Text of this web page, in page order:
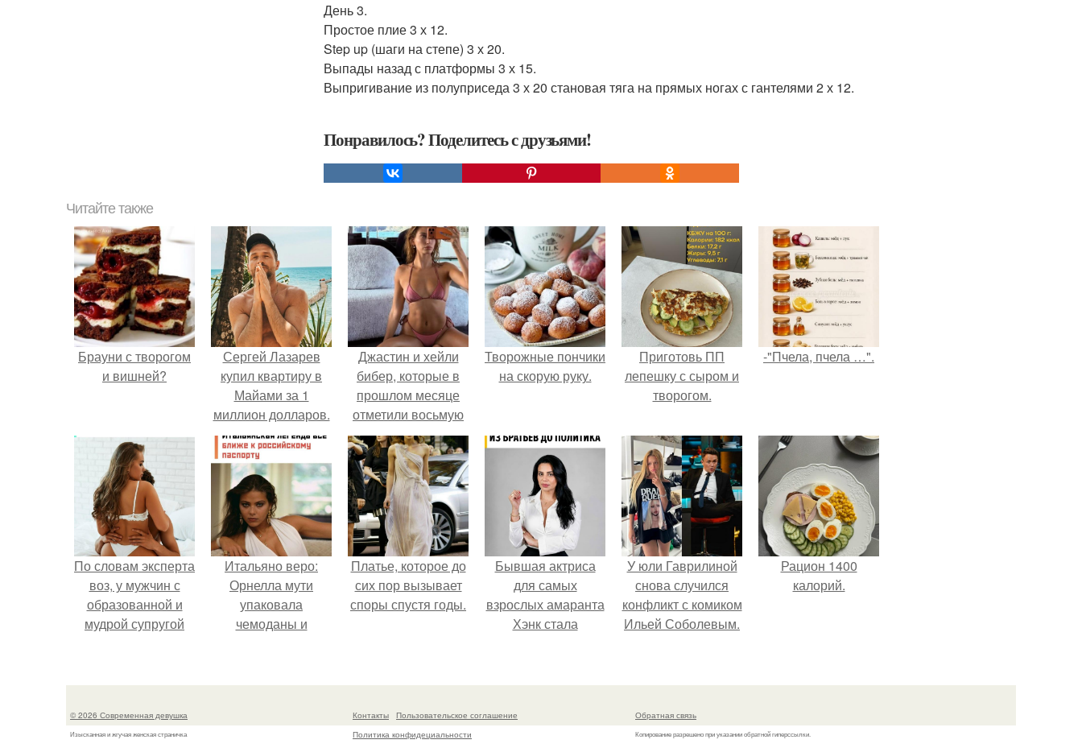
День 3.
Простое плие 3 х 12.
Step up (шаги на степе) 3 х 20.
Выпады назад с платформы 3 х 15.
Выпригивание из полуприседа 3 х 20 становая тяга на прямых ногах с гантелями 2 х 12.
Понравилось? Поделитесь с друзьями!
Читайте также
Брауни с творогом
и вишней?
Сергей Лазарев
купил квартиру в
Майами за 1
миллион долларов.
Джастин и хейли
бибер, которые в
прошлом месяце
отметили восьмую
годовщину
помолвки, показали
новые фото с
совместного
отдыха.
Творожные пончики
на скорую руку.
Приготовь ПП
лепешку с сыром и
творогом.
-"Пчела, пчела …".
По словам эксперта
воз, у мужчин с
образованной и
мудрой супругой
смерти якобы на
Итальяно веро:
Орнелла мути
упаковала
чемоданы и
красным
Платье, которое до
сих пор вызывает
споры спустя годы.
Бывшая актриса
для самых
взрослых амаранта
Хэнк стала
У юли Гаврилиной
снова случился
конфликт с комиком
Ильей Соболевым.
Рацион 1400
калорий.
© 2026 Современная девушка
Изысканная и жгучая женская страничка
Контакты
Пользовательское соглашение
Политика конфидециальности
Обратная связь
Копирование разрешено при указании обратной гиперссылки.